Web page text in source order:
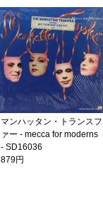
マンハッタン・トランスフ
ァー - mecca for moderns
- SD16036
879円